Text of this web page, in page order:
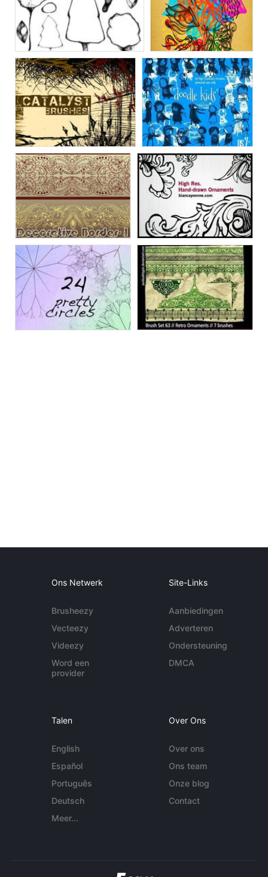
Ons Netwerk
Brusheezy
Vecteezy
Videezy
Word een
provider
Site-Links
Aanbiedingen
Adverteren
Ondersteuning
DMCA
Talen
English
Español
Português
Deutsch
Meer...
Over Ons
Over ons
Ons team
Onze blog
Contact